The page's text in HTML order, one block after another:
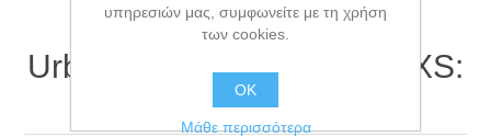
UrbanVest harness, XXS–XS:
34–37 cm/15 mm, black
υπηρεσιών μας, συμφωνείτε με τη χρήση
των cookies.
ΟΚ
Μάθε περισσότερα